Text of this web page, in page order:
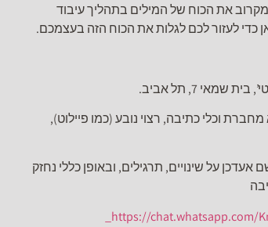
את הכוח של המילים בתהליך עיבוד
כדי לעזור לכם לגלות את הכוח הזה בעצמכם.
7, תל אביב.
וכלי כתיבה, רצוי נובע (כמו פיילוט),
על שינויים, תרגילים, ובאופן כללי נחזק
https://chat.whatsapp.com/